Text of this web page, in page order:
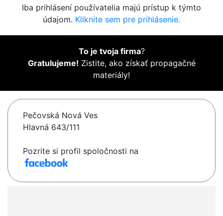
Iba prihlásení používatelia majú prístup k týmto
údajom. Kliknite sem pre prihlásenie.
To je tvoja firma?
Gratulujeme! Zistite, ako získať propagačné
materiály!
Pečovská Nová Ves
Hlavná 643/111
Pozrite si profil spoločnosti na